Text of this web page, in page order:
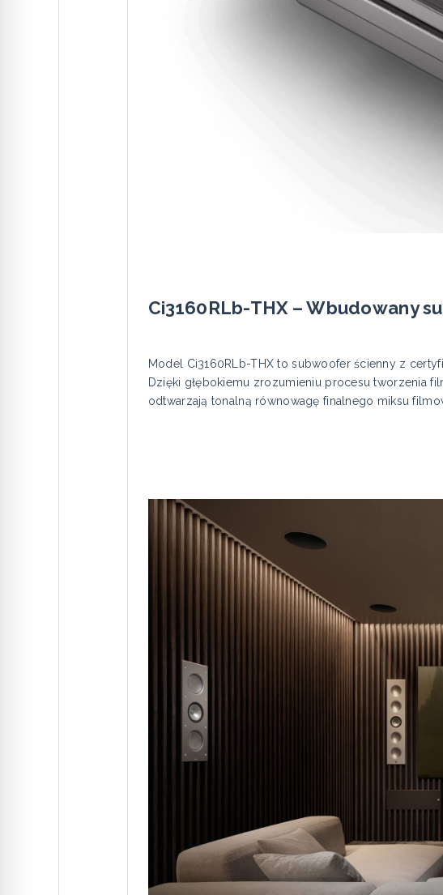
Ci3160RLb-THX – Wbudowany
Model Ci3160RLb-THX to subwoofer ścienny z
Dzięki głębokiemu zrozumieniu procesu tworzenia
odtwarzają tonalną równowagę finalnego miksu